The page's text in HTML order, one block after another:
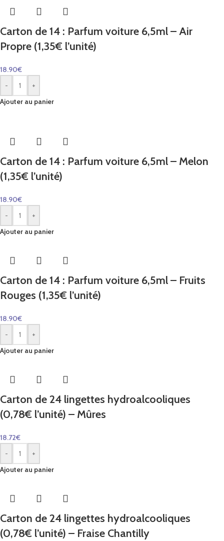
Carton de 14 : Parfum voiture 6,5ml – Air
Propre (1,35€ l’unité)
18.90€
-
+
Ajouter au panier
Carton de 14 : Parfum voiture 6,5ml – Melon
(1,35€ l’unité)
18.90€
-
+
Ajouter au panier
Carton de 14 : Parfum voiture 6,5ml – Fruits
Rouges (1,35€ l’unité)
18.90€
-
+
Ajouter au panier
Carton de 24 lingettes hydroalcooliques
(0,78€ l’unité) – Mûres
18.72€
-
+
Ajouter au panier
Carton de 24 lingettes hydroalcooliques
(0,78€ l’unité) – Fraise Chantilly